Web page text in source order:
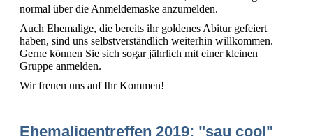
normal über die Anmeldemaske anzumelden.
Auch Ehemalige, die bereits ihr goldenes Abitur gefeiert
haben, sind uns selbstverständlich weiterhin willkommen.
Gerne können Sie sich sogar jährlich mit einer kleinen
Gruppe anmelden.
Wir freuen uns auf Ihr Kommen!
Ehemaligentreffen 2019: "sau cool"